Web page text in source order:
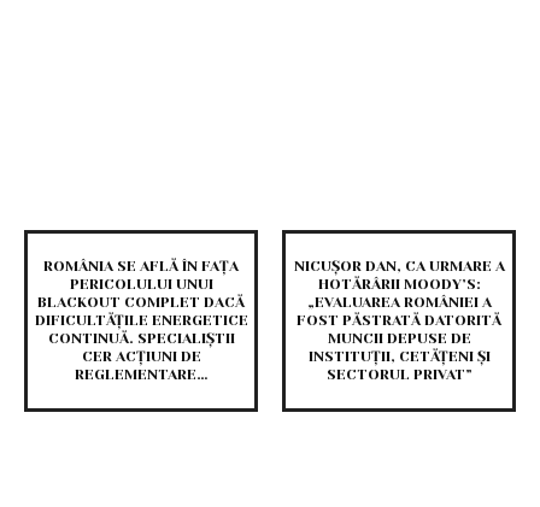
ROMÂNIA SE AFLĂ ÎN FAȚA
PERICOLULUI UNUI
BLACKOUT COMPLET DACĂ
DIFICULTĂȚILE ENERGETICE
CONTINUĂ. SPECIALIȘTII
CER ACȚIUNI DE
REGLEMENTARE…
NICUȘOR DAN, CA URMARE A
HOTĂRÂRII MOODY’S:
„EVALUAREA ROMÂNIEI A
FOST PĂSTRATĂ DATORITĂ
MUNCII DEPUSE DE
INSTITUȚII, CETĂȚENI ȘI
SECTORUL PRIVAT”